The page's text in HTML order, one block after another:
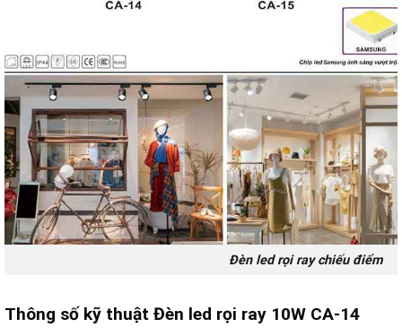
Đèn led rọi ray chiếu điểm
Thông số kỹ thuật Đèn led rọi ray 10W CA-14